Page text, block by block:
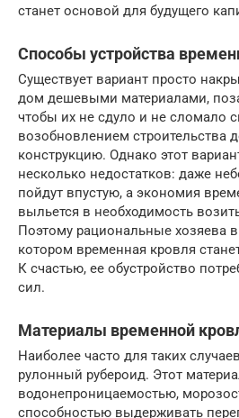
станет основой для будущего
Способы устройства
Существует вариант просто
дом дешевыми материалами,
чтобы их не сдуло и не сломало
возобновлением строительства
конструкцию. Однако этот
несколько недостатков: даже
пойдут впустую, а экономия
выльется в необходимость
Поэтому рациональные хозяева
котором временная кровля
К счастью, ее обустройство
сил.
Материалы временной
Наиболее часто для таких
рулонный рубероид. Этот
водонепроницаемостью,
способностью выдерживать